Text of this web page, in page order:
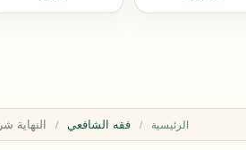
الرئيسية فقه الشافعي